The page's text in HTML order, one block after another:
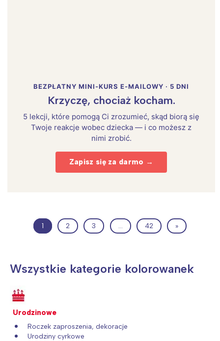
BEZPŁATNY MINI-KURS E-MAILOWY · 5 DNI
Krzyczę, chociaż kocham.
5 lekcji, które pomogą Ci zrozumieć, skąd biorą się
Twoje reakcje wobec dziecka — i co możesz z
nimi zrobić.
Zapisz się za darmo →
1 2 3 … 42 »
Wszystkie kategorie kolorowanek
Urodzinowe
Roczek zaproszenia, dekoracje
Urodziny cyrkowe